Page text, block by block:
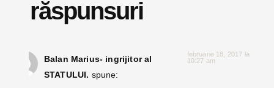
6 răspunsuri
Balan Marius- ingrijitor al
STATULUI. spune:
februarie 18, 2017 la
10:27 am